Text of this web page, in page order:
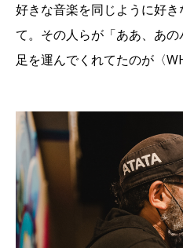
好きな音楽を同じように好
て。その人らが「ああ、あ
足を運んでくれてたのが〈